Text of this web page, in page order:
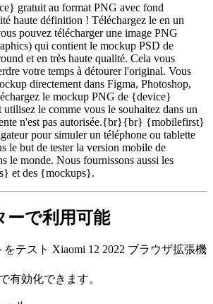
gratuit au format PNG avec fond
haute définition ! Téléchargez le en un
pouvez télécharger une image PNG
qui contient le mockup PSD de
et en très haute qualité. Cela vous
votre temps à détourer l'original. Vous
directement dans Figma, Photoshop,
le mockup PNG de {device}
le comme vous le souhaitez dans un
n'est pas autorisée.{br}{br} {mobilefirst}
pour simuler un téléphone ou tablette
le but de tester la version mobile de
le monde. Nous fournissons aussi les
et des {mockups}.
ーで利用可能
テスト Xiaomi 12 2022 ブラウザ拡張機
有効化できます。